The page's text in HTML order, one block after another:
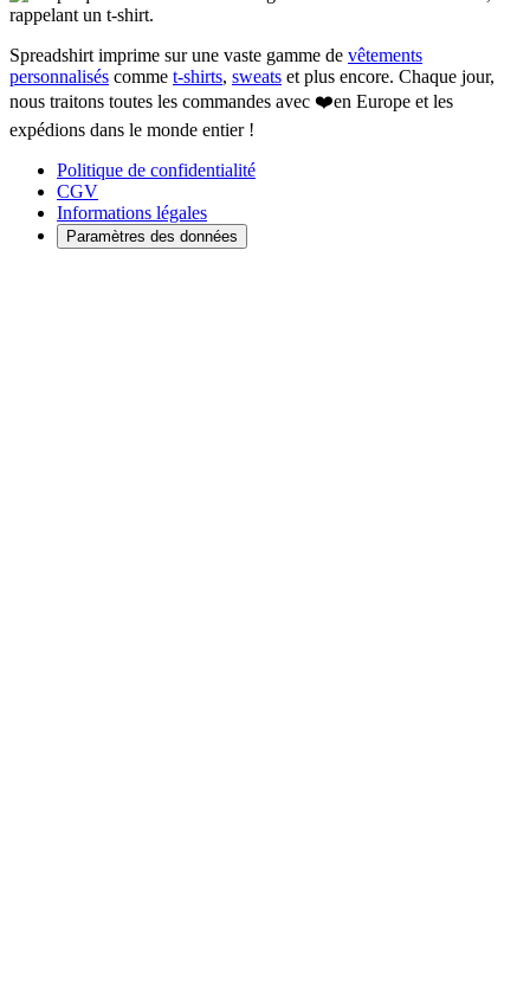
Spreadshirt imprime sur une vaste gamme de vêtements
personnalisés comme t-shirts, sweats et plus encore. Chaque jour,
nous traitons toutes les commandes avec ❤️en Europe et les
expédions dans le monde entier !
Politique de confidentialité
CGV
Informations légales
Paramètres des données